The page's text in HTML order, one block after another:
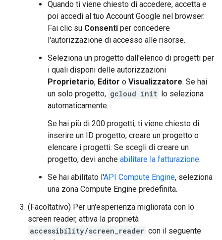
Quando ti viene chiesto di accedere, accetta e
poi accedi al tuo Account Google nel browser.
Fai clic su Consenti per concedere
l'autorizzazione di accesso alle risorse.
Seleziona un progetto dall'elenco di progetti per
i quali disponi delle autorizzazioni
Proprietario, Editor o Visualizzatore. Se hai
un solo progetto, gcloud init lo seleziona
automaticamente.
Se hai più di 200 progetti, ti viene chiesto di
inserire un ID progetto, creare un progetto o
elencare i progetti. Se scegli di creare un
progetto, devi anche abilitare la fatturazione.
Se hai abilitato l'API Compute Engine, seleziona
una zona Compute Engine predefinita.
(Facoltativo) Per un'esperienza migliorata con lo
screen reader, attiva la proprietà
accessibility/screen_reader con il seguente